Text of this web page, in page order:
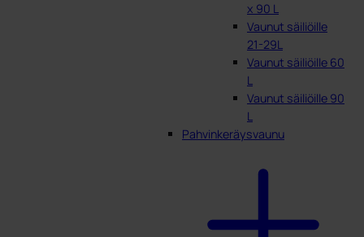
x 90 L
Vaunut säiliöille
21-29L
Vaunut säiliöille 60
L
Vaunut säiliöille 90
L
Pahvinkeräysvaunu